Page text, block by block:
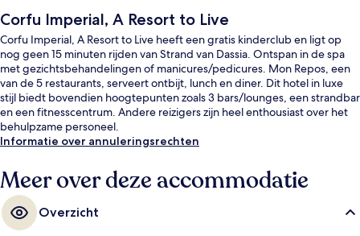
Corfu Imperial, A Resort to Live
Corfu Imperial, A Resort to Live heeft een gratis kinderclub en ligt op
nog geen 15 minuten rijden van Strand van Dassia. Ontspan in de spa
met gezichtsbehandelingen of manicures/pedicures. Mon Repos, een
van de 5 restaurants, serveert ontbijt, lunch en diner. Dit hotel in luxe
stijl biedt bovendien hoogtepunten zoals 3 bars/lounges, een strandbar
en een fitnesscentrum. Andere reizigers zijn heel enthousiast over het
behulpzame personeel.
Informatie over annuleringsrechten
Meer over deze accommodatie
Overzicht